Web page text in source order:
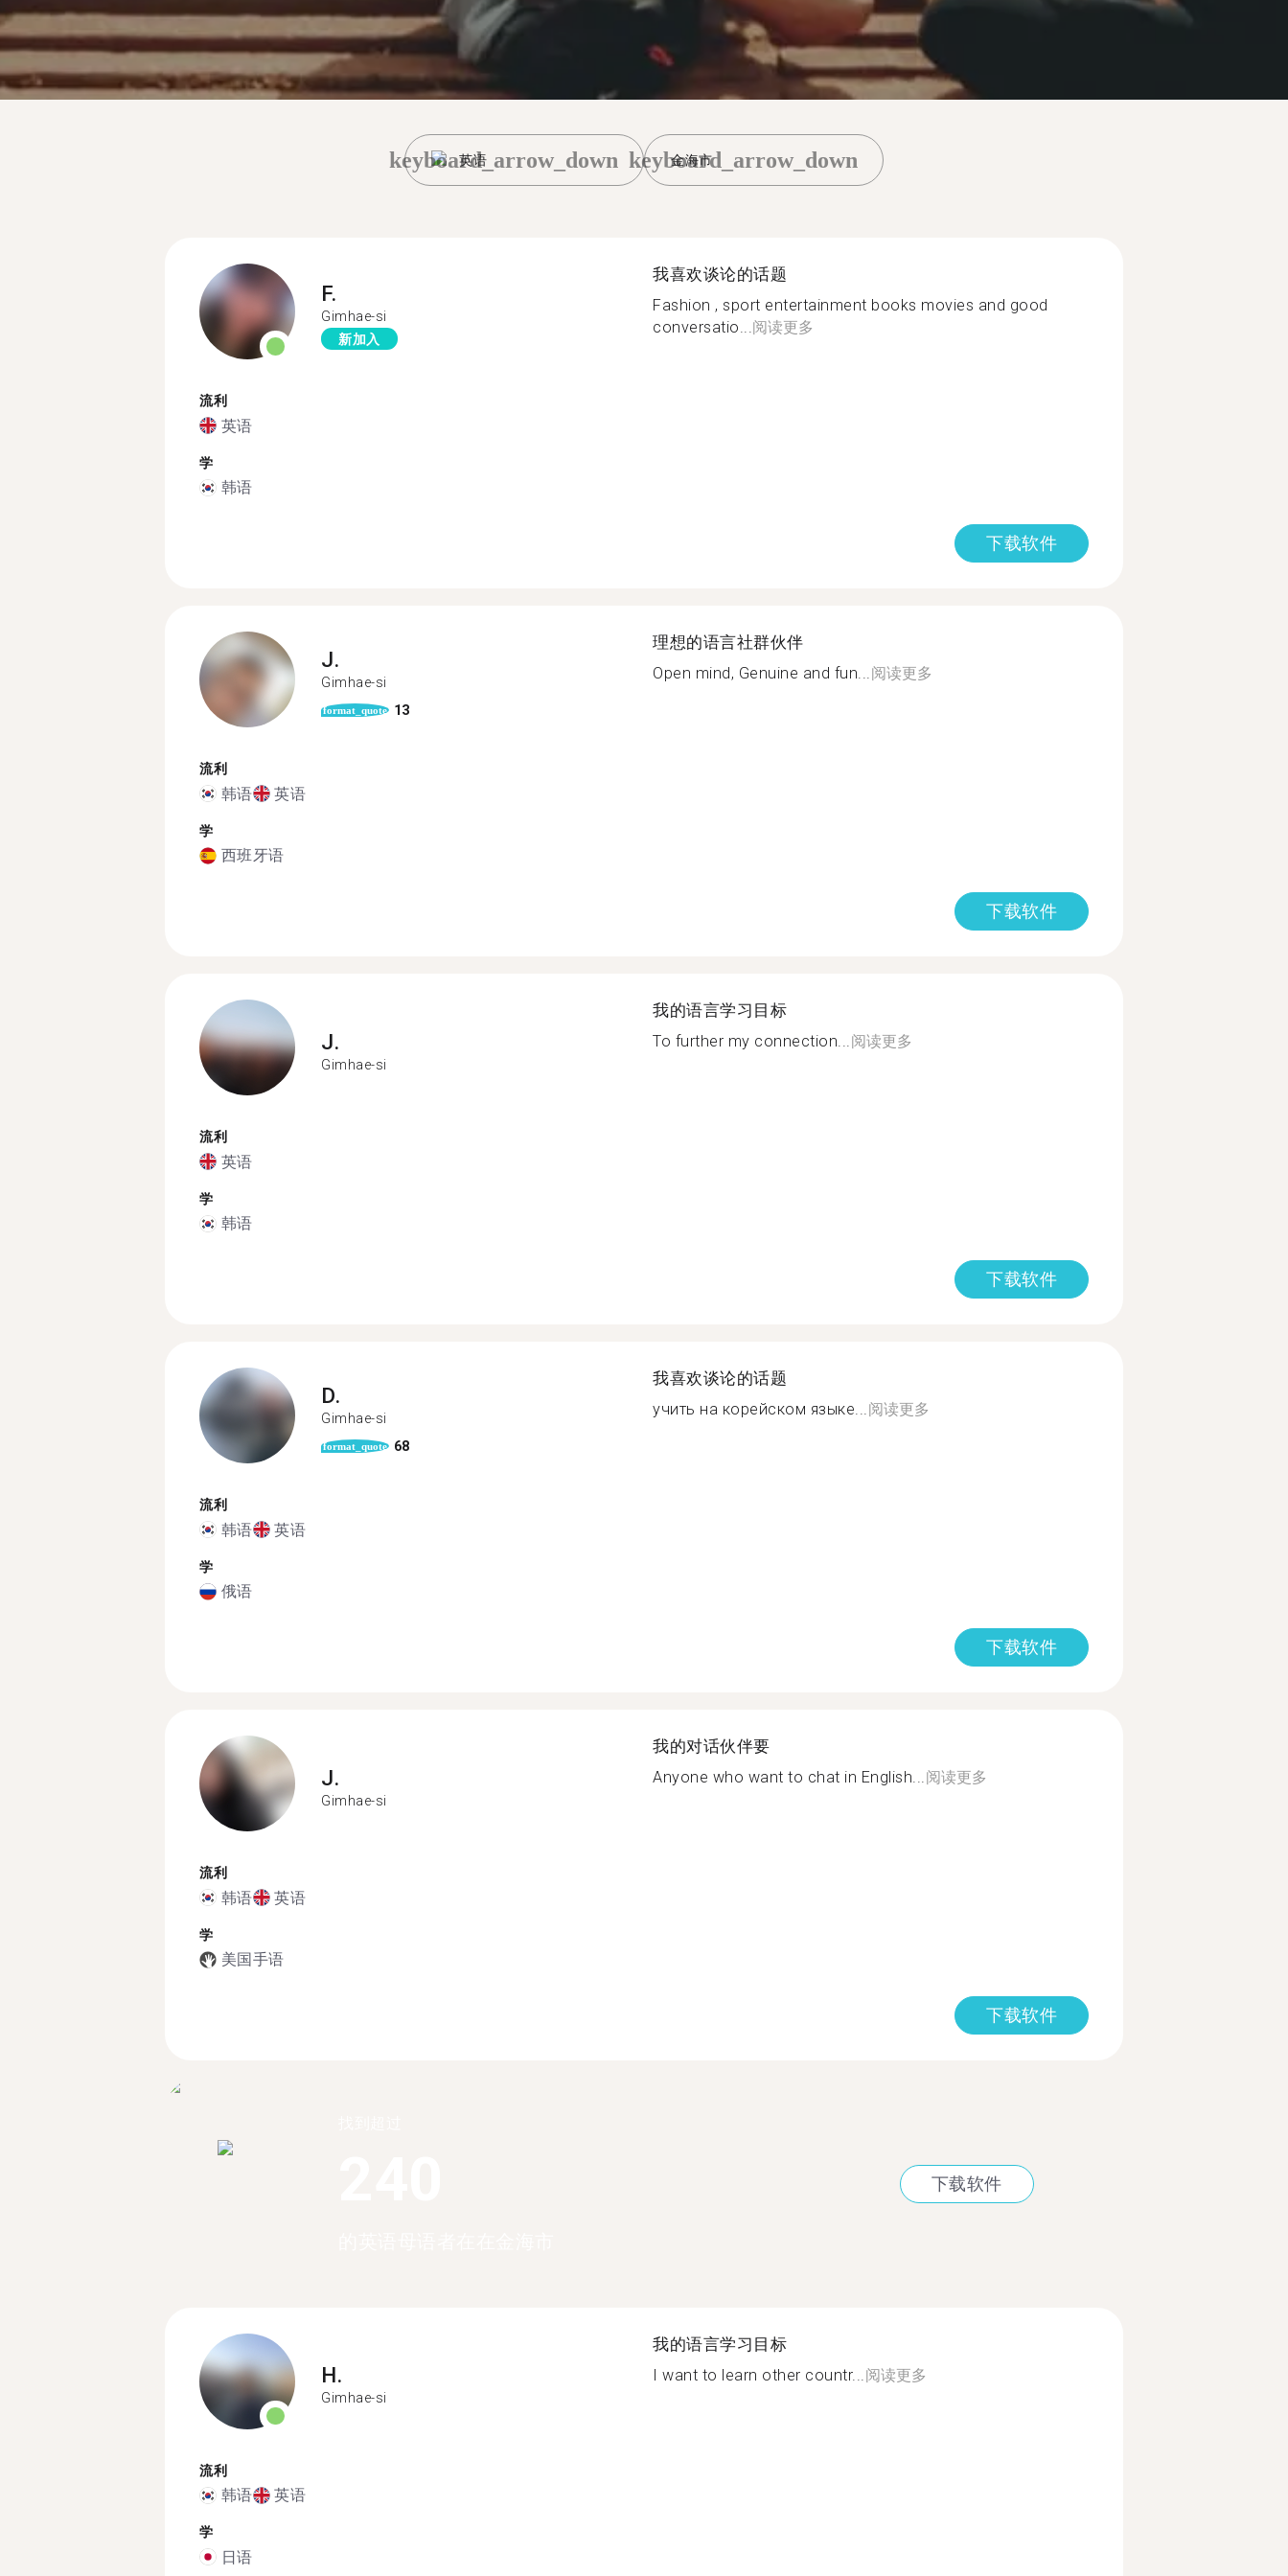
英语
keyboard_arrow_down 金海市
keyboard_arrow_down
F.
Gimhae-si
新加入
流利
英语
学
韩语
我喜欢谈论的话题
Fashion , sport entertainment books movies and good
conversatio...阅读更多
下载软件
J.
Gimhae-si
format_quote 13
流利
韩语 英语
学
西班牙语
理想的语言社群伙伴
Open mind, Genuine and fun...阅读更多
下载软件
J.
Gimhae-si
流利
英语
学
韩语
我的语言学习目标
To further my connection...阅读更多
下载软件
D.
Gimhae-si
format_quote 68
流利
韩语 英语
学
俄语
我喜欢谈论的话题
учить на корейском языке...阅读更多
下载软件
J.
Gimhae-si
流利
韩语 英语
学
美国手语
我的对话伙伴要
Anyone who want to chat in English...阅读更多
下载软件
下载软件
H.
Gimhae-si
流利
韩语 英语
学
日语
我的语言学习目标
I want to learn other countr... 阅读更多